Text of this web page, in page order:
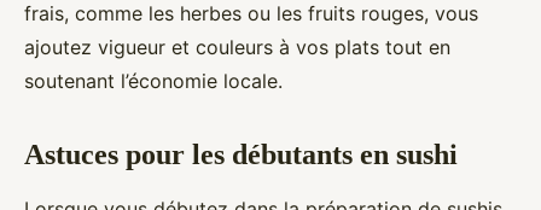
frais, comme les herbes ou les fruits rouges, vous
ajoutez vigueur et couleurs à vos plats tout en
soutenant l’économie locale.
Astuces pour les débutants en sushi